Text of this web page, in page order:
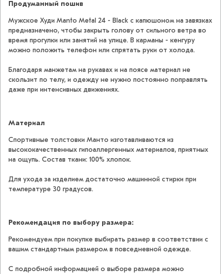
Продуманный пошив
Мужское Худи Manto Metal 24 - Black с капюшоном на завязках
предназначено, чтобы закрыть голову от сильного ветра во
время прогулки или занятий на улице. В карманы - кенгуру
можно положить телефон или спрятать руки от холода.
Благодаря манжетам на рукавах и на поясе материал не
скользит по телу, и одежду не нужно постоянно поправлять
даже при интенсивных движениях.
Материал
Спортивные толстовки Манто изготавливаются из
высококачественных гипоаллергенных материалов, приятных
на ощупь. Состав ткани: 100% хлопок.
Для ухода за изделием достаточно машинной стирки при
температуре 30 градусов.
Рекомендация по выбору размера:
Рекомендуем при покупке выбирать размер в соответствии с
вашим стандартным размером в повседневной одежде.
С подробной информацией о выборе размера можно